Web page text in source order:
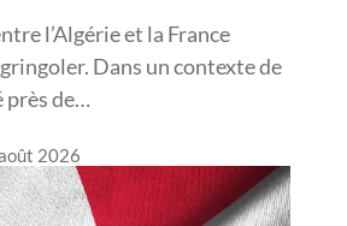
l’Algérie et la France
Dans un contexte de
près de…
2026